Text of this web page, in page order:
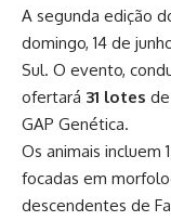
A segunda edição
domingo, 14 de
Sul. O evento,
ofertará 31 lotes
GAP Genética.
Os animais incluem
focadas em
descendentes de